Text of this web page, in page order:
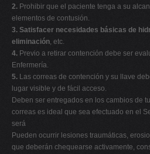
2. Prohibir que el paciente tenga a su
elementos de contusión.
3. Satisfacer necesidades básicas de
eliminación, etc.
4. Previo a retirar contención debe ser
Enfermería.
5. Las correas de contención y su llave
lugar visible y de fácil acceso.
Deben ser entregados en los cambios de
correas es ideal que sea efectuado en el
será
Pueden ocurrir lesiones traumáticas,
que deberán chequearse activamente,